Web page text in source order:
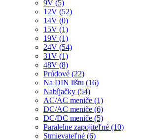
9V (5)
12V (52)
14V (0)
15V (1)
19V (1)
24V (54)
31V (1)
48V (8)
Prúdové (22)
Na DIN lištu (16)
Nabíjačky (54)
AC/AC meniče (1)
DC/AC meniče (6)
DC/DC meniče (5)
Paralelne zapojiteľné (10)
Stmievateľné (6)